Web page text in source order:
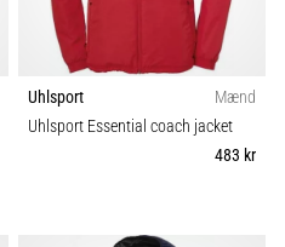
Uhlsport
Mænd
Uhlsport Essential coach jacket
483 kr